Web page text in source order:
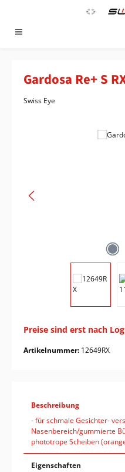
Zum Hauptinhalt springen
Gardosa Re+ S
Swiss Eye
Bildergalerie überspringen
Preise sind erst nach
Artikelnummer: 12649RX
Beschreibung
- für schmale Gesichter-
Nasenbereich/gummierte
phototrope Scheiben
Eigenschaften